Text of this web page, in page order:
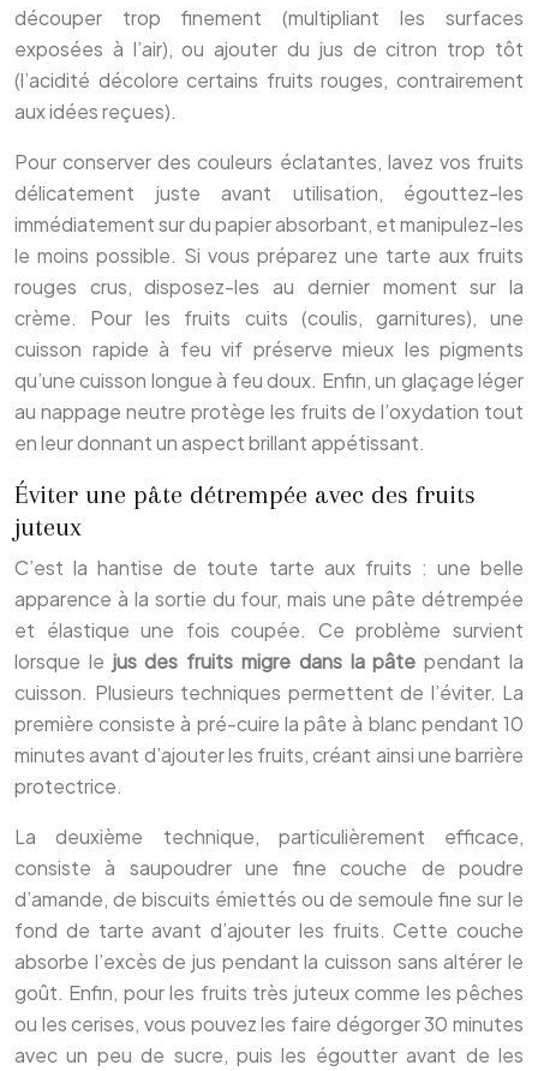
découper trop finement (multipliant les surfaces
exposées à l’air), ou ajouter du jus de citron trop tôt
(l’acidité décolore certains fruits rouges, contrairement
aux idées reçues).
Pour conserver des couleurs éclatantes, lavez vos fruits
délicatement juste avant utilisation, égouttez-les
immédiatement sur du papier absorbant, et manipulez-les
le moins possible. Si vous préparez une tarte aux fruits
rouges crus, disposez-les au dernier moment sur la
crème. Pour les fruits cuits (coulis, garnitures), une
cuisson rapide à feu vif préserve mieux les pigments
qu’une cuisson longue à feu doux. Enfin, un glaçage léger
au nappage neutre protège les fruits de l’oxydation tout
en leur donnant un aspect brillant appétissant.
Éviter une pâte détrempée avec des fruits
juteux
C’est la hantise de toute tarte aux fruits : une belle
apparence à la sortie du four, mais une pâte détrempée
et élastique une fois coupée. Ce problème survient
lorsque le jus des fruits migre dans la pâte pendant la
cuisson. Plusieurs techniques permettent de l’éviter. La
première consiste à pré-cuire la pâte à blanc pendant 10
minutes avant d’ajouter les fruits, créant ainsi une barrière
protectrice.
La deuxième technique, particulièrement efficace,
consiste à saupoudrer une fine couche de poudre
d’amande, de biscuits émiettés ou de semoule fine sur le
fond de tarte avant d’ajouter les fruits. Cette couche
absorbe l’excès de jus pendant la cuisson sans altérer le
goût. Enfin, pour les fruits très juteux comme les pêches
ou les cerises, vous pouvez les faire dégorger 30 minutes
avec un peu de sucre, puis les égoutter avant de les